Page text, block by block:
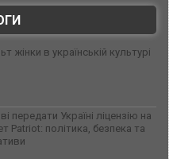
жінки в українській культурі
передати Україні ліцензію на
Patriot: політика, безпека та